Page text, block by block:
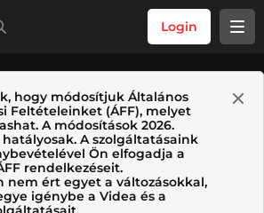
Login
hogy módosítjuk Általános
Feltételeinket (ÁFF), melyet
A módosítások 2026.
A szolgáltatásaink
Ön elfogadja a
rendelkezéseit.
nem ért egyet a változásokkal,
igénybe a Videa és a